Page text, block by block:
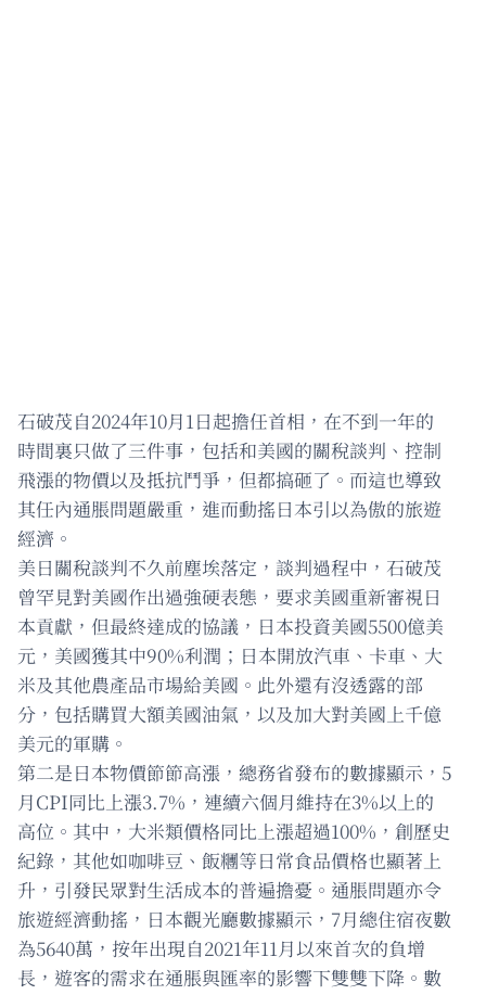
石破茂自2024年10月1日起擔任首相，在不到一年的
時間裏只做了三件事，包括和美國的關稅談判、控制
飛漲的物價以及抵抗鬥爭，但都搞砸了。而這也導致
其任內通脹問題嚴重，進而動搖日本引以為傲的旅遊
經濟。
美日關稅談判不久前塵埃落定，談判過程中，石破茂
曾罕見對美國作出過強硬表態，要求美國重新審視日
本貢獻，但最終達成的協議，日本投資美國5500億美
元，美國獲其中90%利潤；日本開放汽車、卡車、大
米及其他農產品市場給美國。此外還有沒透露的部
分，包括購買大額美國油氣，以及加大對美國上千億
美元的軍購。
第二是日本物價節節高漲，總務省發布的數據顯示，5
月CPI同比上漲3.7%，連續六個月維持在3%以上的
高位。其中，大米類價格同比上漲超過100%，創歷史
紀錄，其他如咖啡豆、飯糰等日常食品價格也顯著上
升，引發民眾對生活成本的普遍擔憂。通脹問題亦令
旅遊經濟動搖，日本觀光廳數據顯示，7月總住宿夜數
為5640萬，按年出現自2021年11月以來首次的負增
長，遊客的需求在通脹與匯率的影響下雙雙下降。數